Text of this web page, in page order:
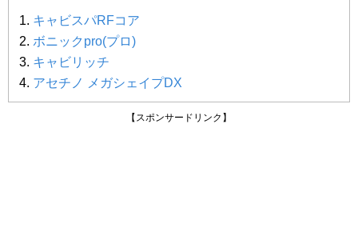
キャビスパRFコア
ボニックpro(プロ)
キャビリッチ
アセチノ メガシェイプDX
【スポンサードリンク】